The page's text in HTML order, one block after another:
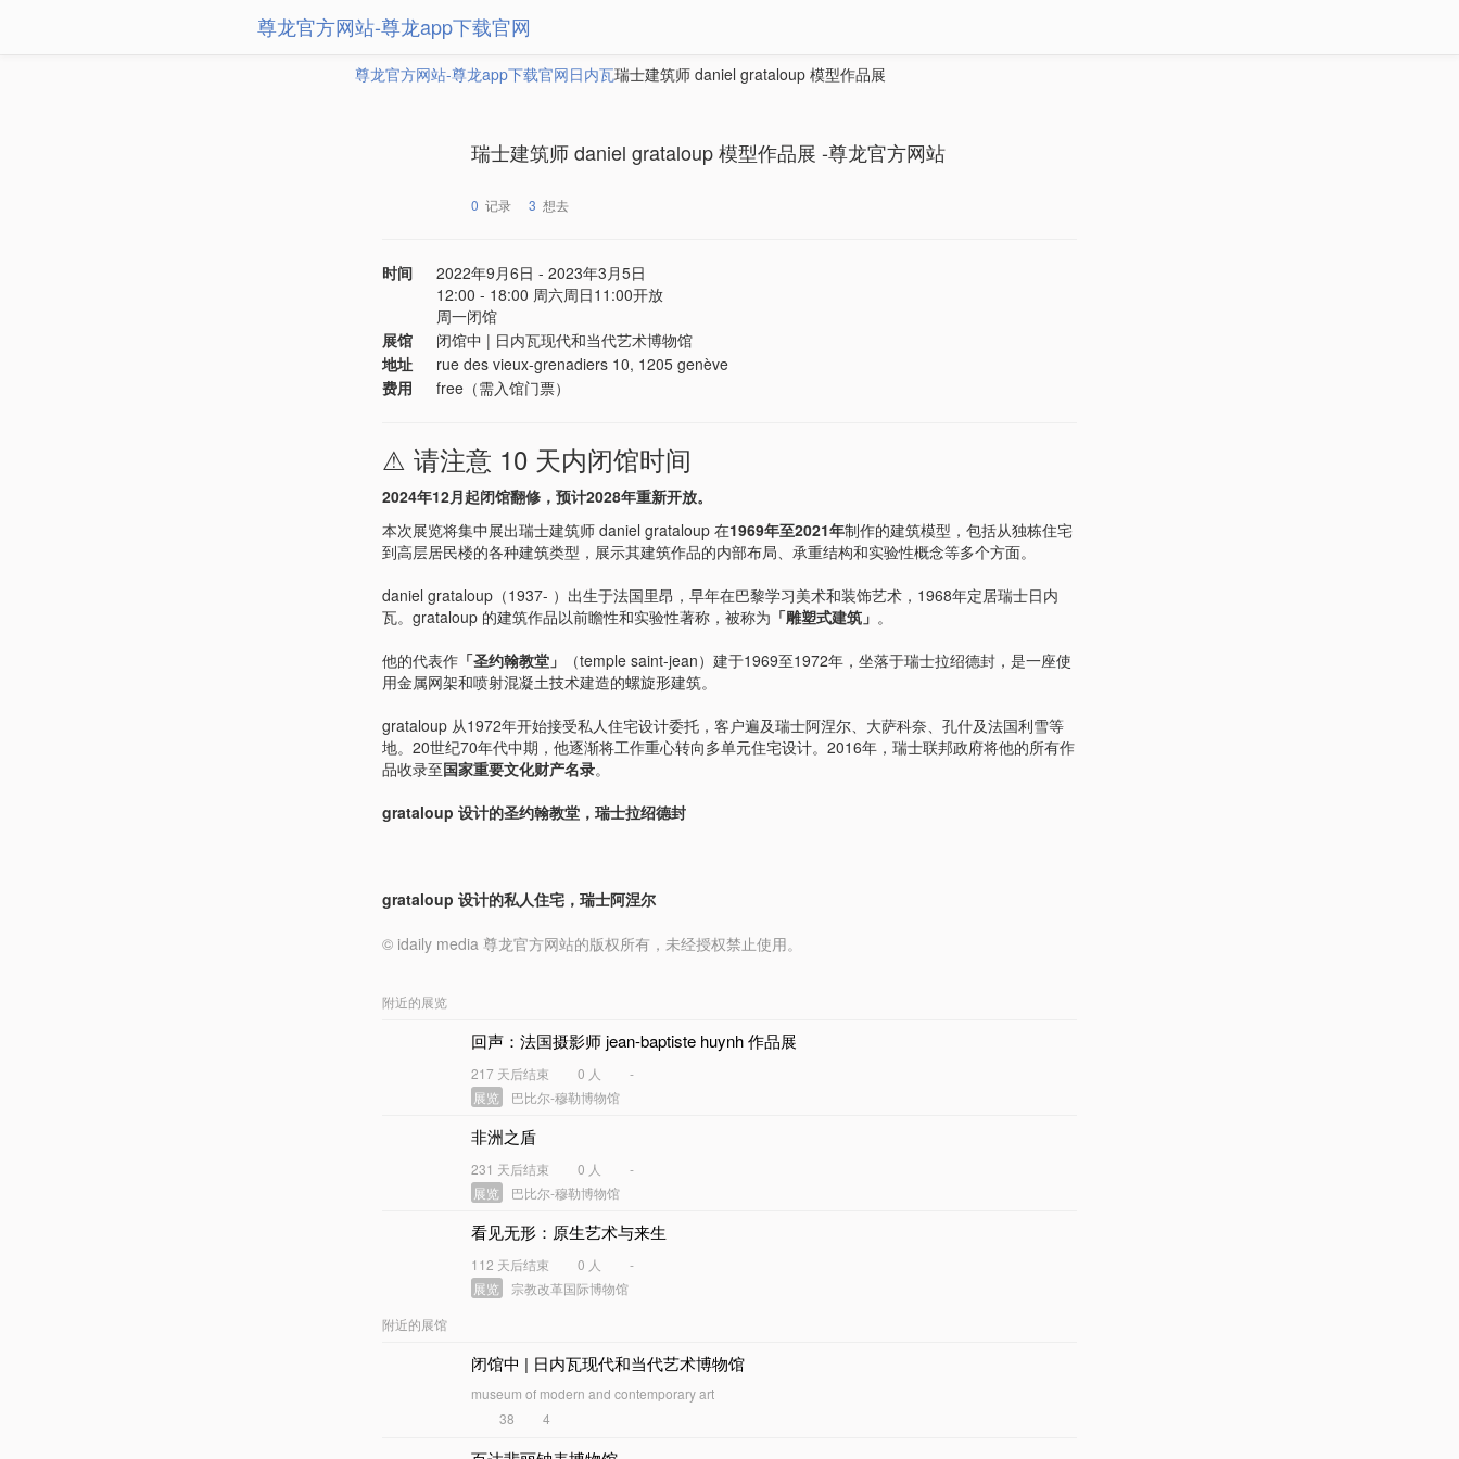
尊龙官方网站-尊龙app下载官网
尊龙官方网站-尊龙app下载官网日内瓦瑞士建筑师 daniel grataloup 模型作品展
瑞士建筑师 daniel grataloup 模型作品展 -尊龙官方网站
0 记录 3 想去
时间
2022年9月6日 - 2023年3月5日
12:00 - 18:00 周六周日11:00开放
周一闭馆
展馆
闭馆中 | 日内瓦现代和当代艺术博物馆
地址
rue des vieux-grenadiers 10, 1205 genève
费用
free（需入馆门票）
⚠️ 请注意 10 天内闭馆时间
2024年12月起闭馆翻修，预计2028年重新开放。
本次展览将集中展出瑞士建筑师 daniel grataloup 在1969年至2021年制作的建筑模型，包括从独栋住宅
到高层居民楼的各种建筑类型，展示其建筑作品的内部布局、承重结构和实验性概念等多个方面。
daniel grataloup（1937- ）出生于法国里昂，早年在巴黎学习美术和装饰艺术，1968年定居瑞士日内
瓦。grataloup 的建筑作品以前瞻性和实验性著称，被称为 「雕塑式建筑」 。
他的代表作 「圣约翰教堂」
（temple saint-jean）建于1969至1972年，坐落于瑞士拉绍德封，是一座使
用金属网架和喷射混凝土技术建造的螺旋形建筑。
grataloup 从1972年开始接受私人住宅设计委托，客户遍及瑞士阿涅尔、大萨科奈、孔什及法国利雪等
地。20世纪70年代中期，他逐渐将工作重心转向多单元住宅设计。2016年，瑞士联邦政府将他的所有作
品收录至国家重要文化财产名录。
grataloup 设计的圣约翰教堂，瑞士拉绍德封
grataloup 设计的私人住宅，瑞士阿涅尔
© idaily media 尊龙官方网站的版权所有，未经授权禁止使用。
附近的展览
回声：法国摄影师 jean-baptiste huynh 作品展
217 天后结束 0 人
-
展览
巴比尔-穆勒博物馆
非洲之盾
231 天后结束 0 人
-
展览
巴比尔-穆勒博物馆
看见无形：原生艺术与来生
112 天后结束 0 人
-
展览
宗教改革国际博物馆
附近的展馆
闭馆中 | 日内瓦现代和当代艺术博物馆
museum of modern and contemporary art
38
4